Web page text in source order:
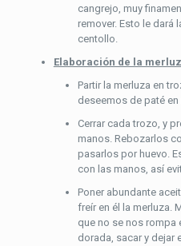
cangrejo, muy
remover. Esto le dará
centollo.
Elaboración de la
Partir la merluza en
deseemos de paté
Cerrar cada trozo, y
manos. Rebozarlos
pasarlos por huevo.
con las manos, así
Poner abundante
freír en él la merluza.
que no se nos rompa
dorada, sacar y dejar